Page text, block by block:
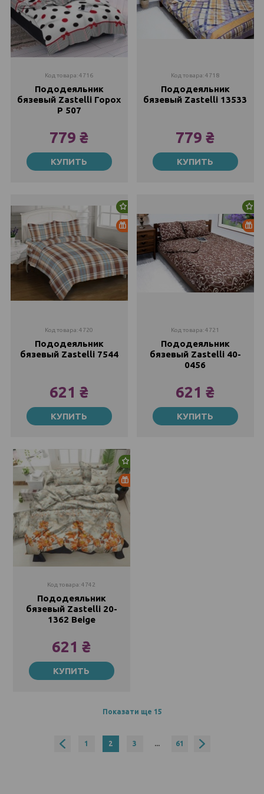
Код товара: 4716
Пододеяльник
бязевый Zastelli Горох
Р 507
779 ₴
200х220
1081 ₴ 779 ₴
КУПИТЬ
Код товара: 4718
Пододеяльник
бязевый Zastelli 13533
779 ₴
200х220
1081 ₴ 779 ₴
КУПИТЬ
Распродажа
Код товара: 4720
Пододеяльник
бязевый Zastelli 7544
621 ₴
175х210
1022 ₴ 621 ₴
КУПИТЬ
Код товара: 4721
Пододеяльник
бязевый Zastelli 40-
0456
621 ₴
175х210
1022 ₴ 621 ₴
КУПИТЬ
Код товара: 4742
Пододеяльник
бязевый Zastelli 20-
1362 Beige
621 ₴
175х210
1022 ₴ 621 ₴
КУПИТЬ
1 2 3 ... 61
Показати ще 15